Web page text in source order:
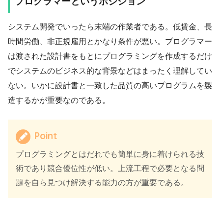
システム開発でいったら末端の作業者である。低賃金、長
時間労働、非正規雇用とかなり条件が悪い。プログラマー
は渡された設計書をもとにプログラミングを作成するだけ
でシステムのビジネス的な背景などはまったく理解してい
ない。いかに設計書と一致した品質の高いプログラムを製
造するかが重要なのである。
Point
プログラミングとはだれでも簡単に身に着けられる技
術であり競合優位性が低い。上流工程で必要となる問
題を自ら見つけ解決する能力の方が重要である。